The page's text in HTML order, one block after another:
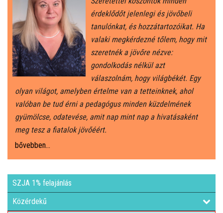
érdeklődőt jelenlegi és jövőbeli
tanulónkat, és hozzátartozóikat. Ha
valaki megkérdezné tőlem, hogy mit
szeretnék a jövőre nézve:
gondolkodás nélkül azt
válaszolnám, hogy világbékét. Egy
olyan világot, amelyben értelme van a tetteinknek, ahol
valóban be tud érni a pedagógus minden küzdelmének
gyümölcse, odatevése, amit nap mint nap a hivatásaként
meg tesz a fiatalok jövőéért.
bővebben...
SZJA 1% felajánlás
Közérdekű